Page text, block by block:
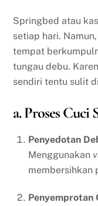
Springbed atau
setiap hari.
tempat
tungau debu.
sendiri tentu sulit
a. Proses Cuci
Penyedotan
Menggunakan
membersihkan
Penyemprotan